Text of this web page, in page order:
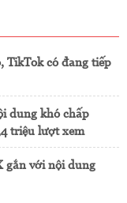
TikTok có đang tiếp
dung khó chấp
triệu lượt xem
gắn với nội dung